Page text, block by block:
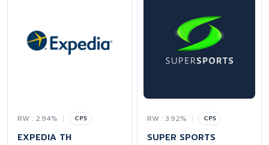
RW : 2.94% | CPS
EXPEDIA TH
RW : 3.92% | CPS
SUPER SPORTS